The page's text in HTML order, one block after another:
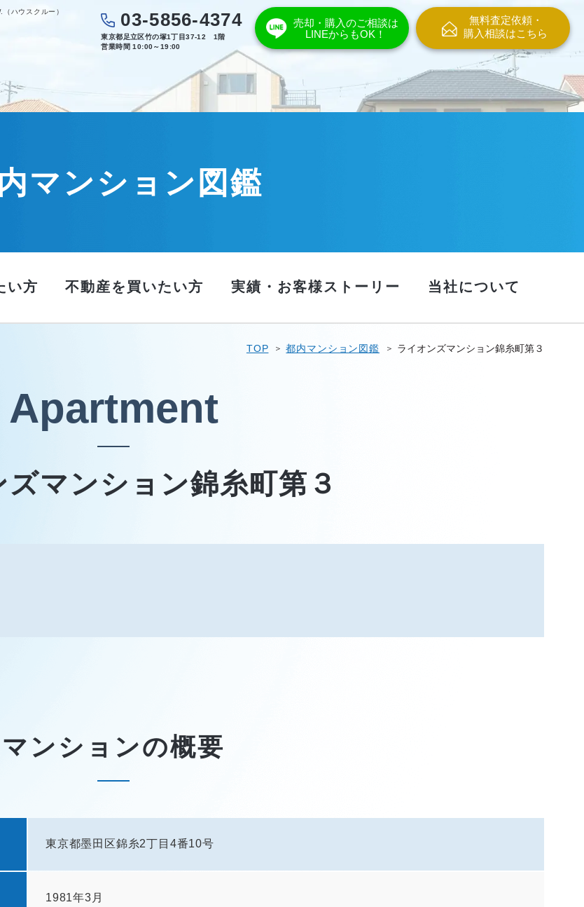
ハウスクルー） 03-5856-4374
東京都足立区竹の塚1丁目37-12 1階
営業時間 10:00～19:00
売却・購入のご相談は
LINEからもOK！
無料査定依頼・
購入相談はこちら
マンション図鑑
い方 不動産を買いたい方 実績・お客様ストーリー 当社について
TOP 都内マンション図鑑 ライオンズマンション錦糸町第３
Apartment
ズマンション錦糸町第３
マンションの概要
東京都墨田区錦糸2丁目4番10号
1981年3月